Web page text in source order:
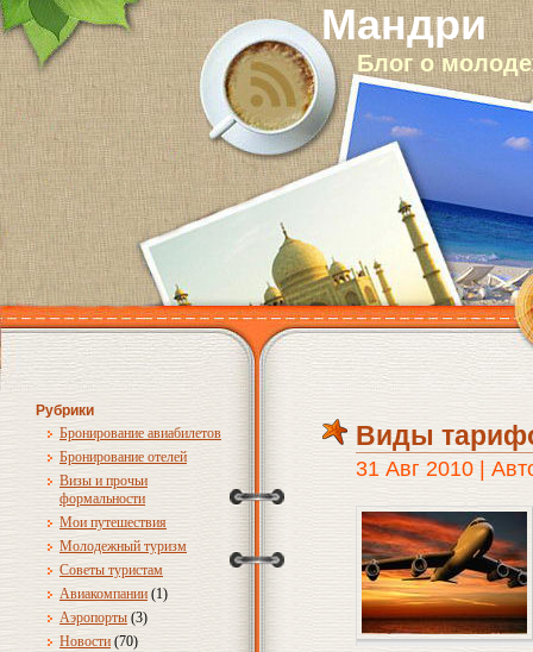
Мандри
Блог о
Рубрики
Бронирование авиабилетов
Бронирование отелей
Визы и прочьи
формальности
Мои путешествия
Молодежный туризм
Советы туристам
Авиакомпании (1)
Аэропорты (3)
Новости (70)
Виды
31 Авг 2010 |